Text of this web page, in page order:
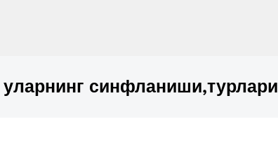
синфланиши,турлари